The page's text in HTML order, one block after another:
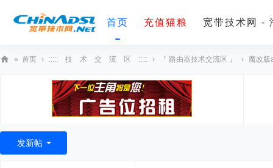
首页 充值猫粮 宽带技术网 -
术
» 首页 › ::::: 技 术 交 流 区 ::::: › 『 路由器技术交流区 』 › 魔改版
发新帖